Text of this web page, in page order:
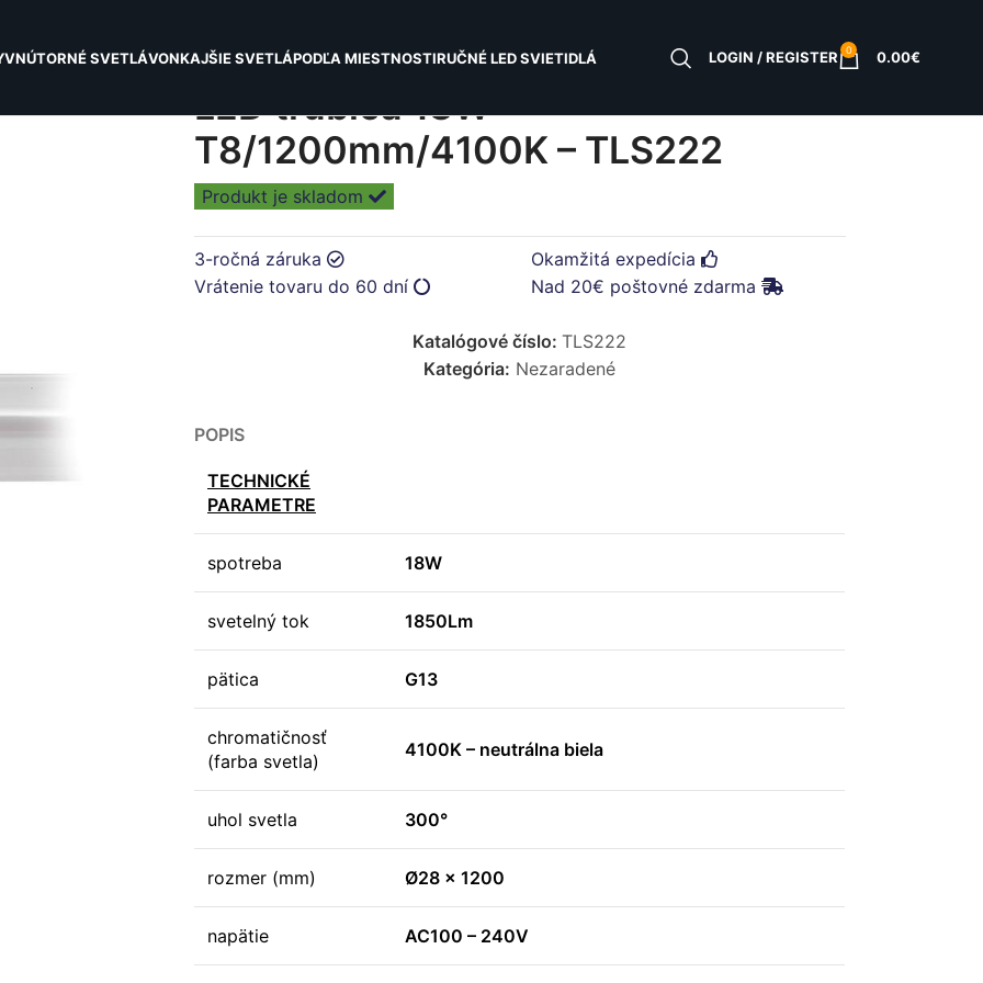
VNÚTORNÉ SVETLÁVONKAJŠIE SVETLÁPODĽA MIESTNOSTIRUČNÉ LED SVIETIDLÁ LOGIN / REGISTER 0 0.00€
LED trubica 18W –
T8/1200mm/4100K – TLS222
Produkt je skladom
3-ročná záruka
Vrátenie tovaru do 60 dní
Okamžitá expedícia
Nad 20€ poštovné zdarma
Katalógové číslo:TLS222
Kategória: Nezaradené
POPIS
TECHNICKÉ
PARAMETRE
spotreba 18W
svetelný tok 1850Lm
pätica G13
chromatičnosť
(farba svetla)
4100K – neutrálna biela
uhol svetla 300°
rozmer (mm) Ø28 x 1200
napätie AC100 – 240V